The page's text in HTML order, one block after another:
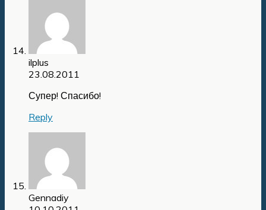
ilplus
23.08.2011
Супер! Спасибо!
Reply
Gennadiy